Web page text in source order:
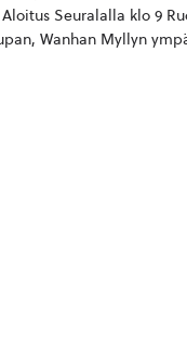
Seuralalla klo 9
Wanhan Myllyn